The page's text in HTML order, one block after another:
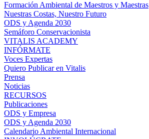
Formación Ambiental de Maestros y Maestras
Nuestras Costas, Nuestro Futuro
ODS y Agenda 2030
Semáforo Conservacionista
VITALIS ACADEMY
INFÓRMATE
Voces Expertas
Quiero Publicar en Vitalis
Prensa
Noticias
RECURSOS
Publicaciones
ODS y Empresa
ODS y Agenda 2030
Calendario Ambiental Internacional